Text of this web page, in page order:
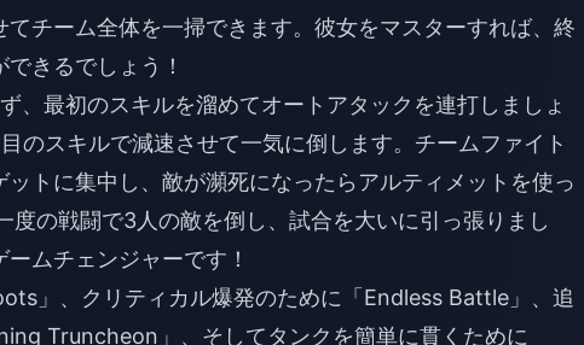
チーム全体を一掃できます。彼女をマスターすれば、終
きるでしょう！
、最初のスキルを溜めてオートアタックを連打しましょ
のスキルで減速させて一気に倒します。チームファイト
トに集中し、敵が瀕死になったらアルティメットを使っ
の戦闘で3人の敵を倒し、試合を大いに引っ張りまし
ムチェンジャーです！
」、クリティカル爆発のために「Endless Battle」、追
Truncheon」、そしてタンクを簡単に貫くために